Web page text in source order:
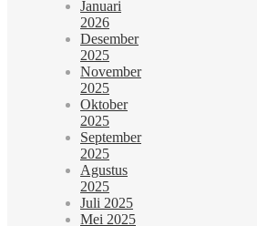
Januari
2026
Desember
2025
November
2025
Oktober
2025
September
2025
Agustus
2025
Juli 2025
Mei 2025